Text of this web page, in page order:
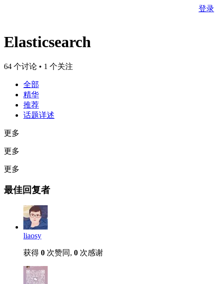
登录
Elasticsearch
64 个讨论 • 1 个关注
全部
精华
推荐
话题详述
更多
更多
更多
最佳回复者
liaosy
获得 0 次赞同, 0 次感谢